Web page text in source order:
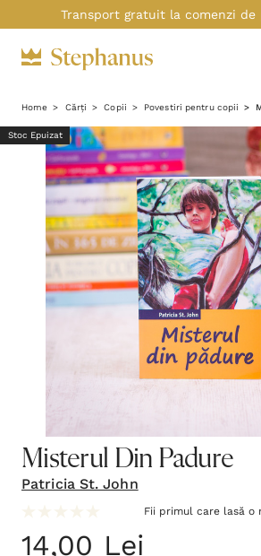
Transport gratuit la comenzi de
Home Cărți Copii Povestiri pentru copii
Stoc Epuizat
Misterul Din Padure
Patricia St. John
Fii primul care lasă o
14,00 Lei